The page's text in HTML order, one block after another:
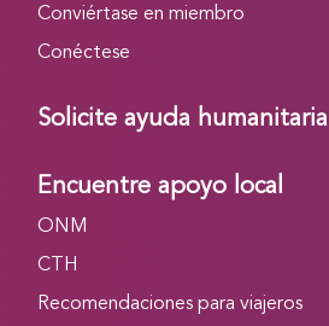
Conviértase en miembro
Conéctese
Solicite ayuda humanitaria
Encuentre apoyo local
ONM
CTH
Recomendaciones para viajeros